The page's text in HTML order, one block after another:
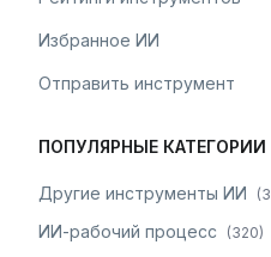
Избранное ИИ
Отправить инструмент
ПОПУЛЯРНЫЕ КАТЕГОРИИ
Другие инструменты ИИ (
ИИ-рабочий процесс (320)